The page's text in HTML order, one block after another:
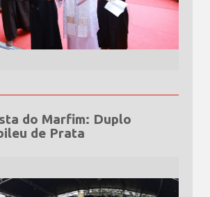
do Marfim: Duplo
de Prata